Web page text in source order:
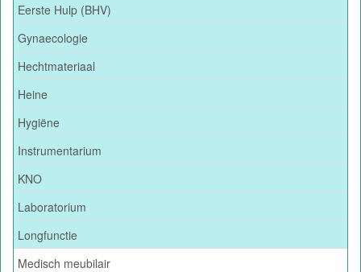
Eerste Hulp (BHV)
Gynaecologie
Hechtmateriaal
Heine
Hygiëne
Instrumentarium
KNO
Laboratorium
Longfunctie
Medisch meubilair